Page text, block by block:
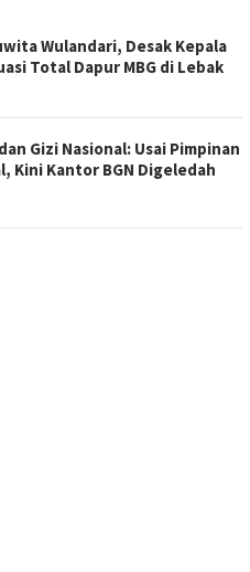
Wulandari, Desak Kepala
Total Dapur MBG di Lebak
Gizi Nasional: Usai Pimpinan
Kini Kantor BGN Digeledah